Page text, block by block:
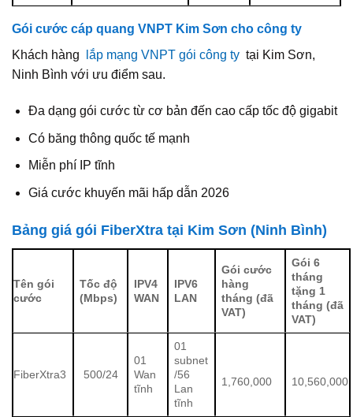
Gói cước cáp quang VNPT Kim Sơn cho công ty
Khách hàng
lắp mạng VNPT gói công ty tại Kim Sơn,
Ninh Bình với ưu điểm sau.
Đa dạng gói cước từ cơ bản đến cao cấp tốc độ gigabit
Có băng thông quốc tế mạnh
Miễn phí IP tĩnh
Giá cước khuyến mãi hấp dẫn 2026
Bảng giá gói FiberXtra tại Kim Sơn (Ninh Bình)
Tên gói
cước
Tốc độ
(Mbps)
IPV4
WAN
IPV6
LAN
Gói cước
hàng
tháng (đã
VAT)
Gói 6
tháng
tặng 1
tháng (đã
VAT)
FiberXtra3 500/24
01
Wan
tĩnh
01
subnet
/56
Lan
tĩnh
1,760,000 10,560,000